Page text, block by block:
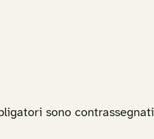
sono contrassegnati